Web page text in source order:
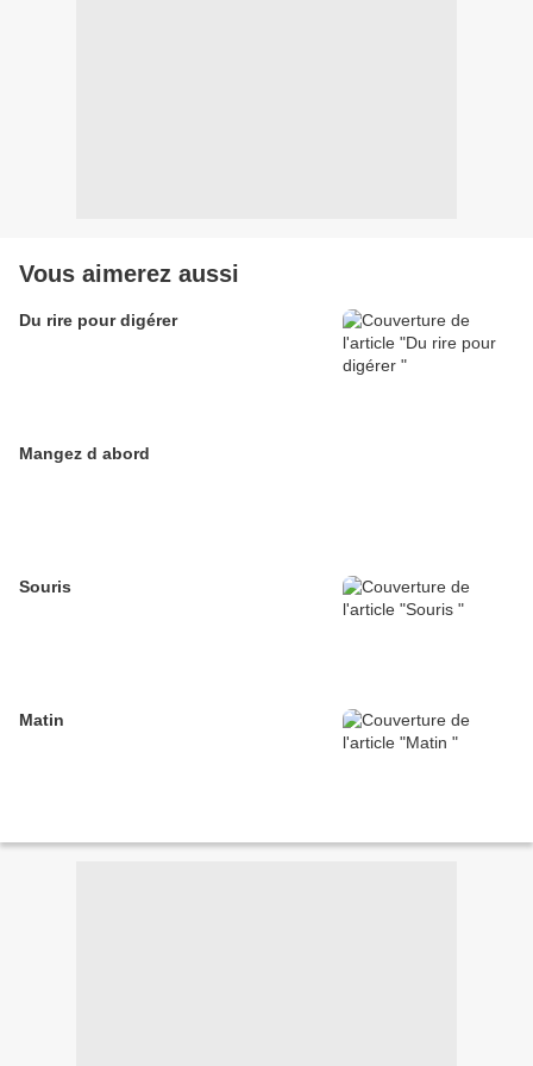
Vous aimerez aussi
Du rire pour digérer
Mangez d abord
Souris
Matin